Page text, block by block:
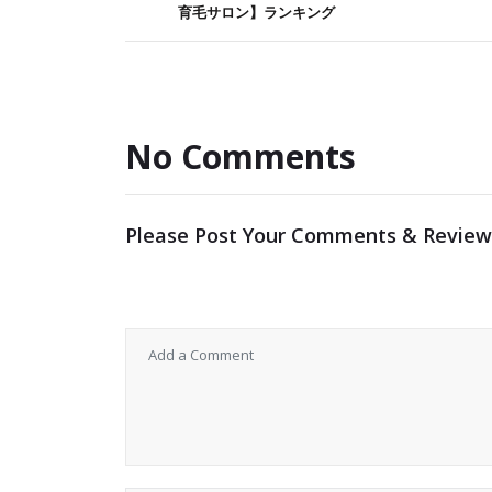
育毛サロン】ランキング
No Comments
Please Post Your Comments &